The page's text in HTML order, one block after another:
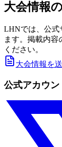
大会情報
LHNでは、公式
ます。掲載内容
ください。
大会情報を
公式アカウン